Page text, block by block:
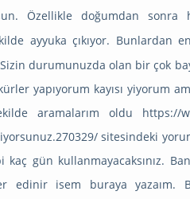
Özellikle doğumdan sonra
ayyuka çıkıyor. Bunlardan
durumunuzda olan bir çok
kürler yapıyorum kayısı
aramalarım oldu https://
sitesindeki
kaç gün kullanmayacaksınız.
edinir isem buraya yazaım.